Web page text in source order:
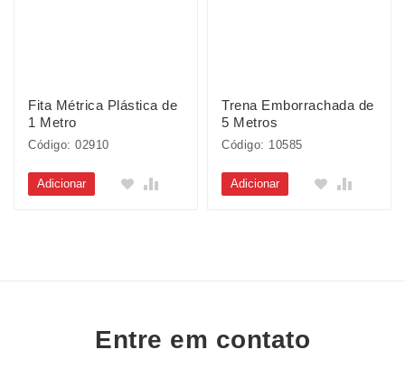
Fita Métrica Plástica de
1 Metro
Código: 02910
Adicionar
Trena Emborrachada de
5 Metros
Código: 10585
Adicionar
Entre em contato